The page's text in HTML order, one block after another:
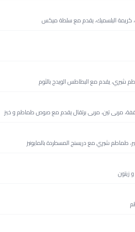
كريمة البلسميك، يقدم مع سلطة ميكس
شيري، يقدم مع البطاطس الويدج بالثوم
مربى تين، مربى برتقال يقدم مع صوص طماطم و خبز
شيري مع دريسنج المسطردة بالمايونيز